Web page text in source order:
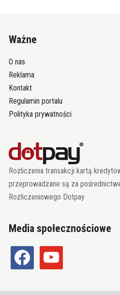
Ważne
O nas
Reklama
Kontakt
Regulamin portalu
Polityka prywatności
Rozliczenia transakcji kartą
przeprowadzane są za
Rozliczeniowego Dotpay
Media społecznościowe
facebook youtube